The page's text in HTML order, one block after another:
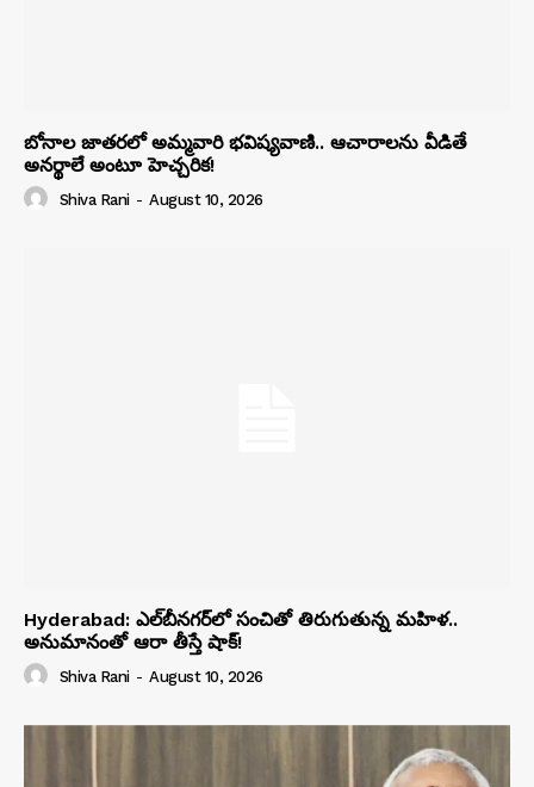
బోనాల జాతరలో అమ్మవారి భవిష్యవాణి.. ఆచారాలను వీడితే
అనర్థాలే అంటూ హెచ్చరిక!
Shiva Rani - August 10, 2026
Hyderabad: ఎల్‌బీనగర్‌లో సంచితో తిరుగుతున్న మహిళ..
అనుమానంతో ఆరా తీస్తే షాక్!
Shiva Rani - August 10, 2026